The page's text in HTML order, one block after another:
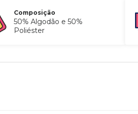
Composição
50% Algodão e 50%
Poliéster